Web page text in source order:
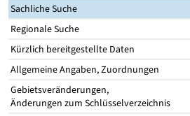
Sachliche Suche
Regionale Suche
Kürzlich bereitgestellte Daten
Allgemeine Angaben, Zuordnungen
Gebietsveränderungen,
Änderungen zum Schlüsselverzeichnis